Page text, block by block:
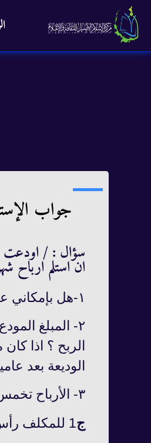
جواب
سؤال : / اودعت
ان استلم ارباح
١-هل بإمكاني عمل سنة خمسية لأرباح الوديعة غير يوم خمسي المحدد ؟
٢- المبلغ
الربح ؟ اذا
الوديعة بعد
٣- الأرباح تخمس كونها في حسابي او في حال استلامها ؟
ج1 للمكلف رأس سنة خمسية واحد. ولا يمكن جعل رأس سنة خمسية لكلّ مبلغ.